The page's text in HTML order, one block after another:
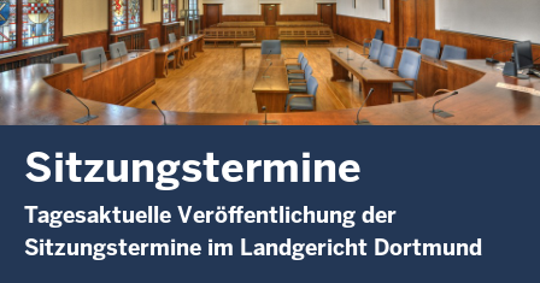
Sitzungstermine
Tagesaktuelle Veröffentlichung der
Sitzungstermine im Landgericht Dortmund